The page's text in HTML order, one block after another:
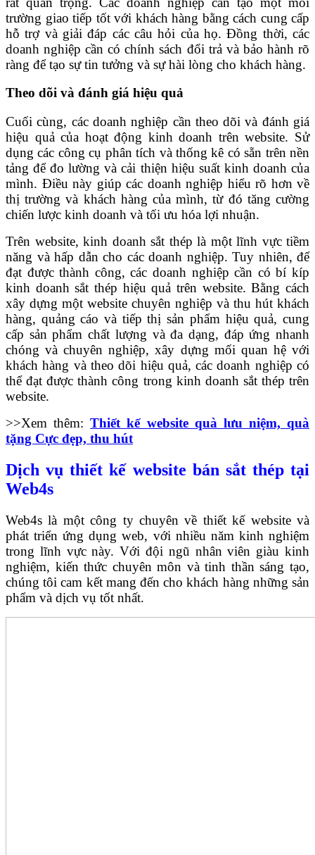
trường giao tiếp tốt với khách hàng bằng cách cung cấp
hỗ trợ và giải đáp các câu hỏi của họ. Đồng thời, các
doanh nghiệp cần có chính sách đổi trả và bảo hành rõ
ràng để tạo sự tin tưởng và sự hài lòng cho khách hàng.
Theo dõi và đánh giá hiệu quả
Cuối cùng, các doanh nghiệp cần theo dõi và đánh giá
hiệu quả của hoạt động kinh doanh trên website. Sử
dụng các công cụ phân tích và thống kê có sẵn trên nền
tảng để đo lường và cải thiện hiệu suất kinh doanh của
mình. Điều này giúp các doanh nghiệp hiểu rõ hơn về
thị trường và khách hàng của mình, từ đó tăng cường
chiến lược kinh doanh và tối ưu hóa lợi nhuận.
Trên website, kinh doanh sắt thép là một lĩnh vực tiềm
năng và hấp dẫn cho các doanh nghiệp. Tuy nhiên, để
đạt được thành công, các doanh nghiệp cần có bí kíp
kinh doanh sắt thép hiệu quả trên website. Bằng cách
xây dựng một website chuyên nghiệp và thu hút khách
hàng, quảng cáo và tiếp thị sản phẩm hiệu quả, cung
cấp sản phẩm chất lượng và đa dạng, đáp ứng nhanh
chóng và chuyên nghiệp, xây dựng mối quan hệ với
khách hàng và theo dõi hiệu quả, các doanh nghiệp có
thể đạt được thành công trong kinh doanh sắt thép trên
website.
>>Xem thêm:Thiết kế website quà lưu niệm, quà
tặng Cực đẹp, thu hút
Dịch vụ thiết kế website bán sắt thép tại
Web4s
Web4s là một công ty chuyên về thiết kế website và
phát triển ứng dụng web, với nhiều năm kinh nghiệm
trong lĩnh vực này. Với đội ngũ nhân viên giàu kinh
nghiệm, kiến thức chuyên môn và tinh thần sáng tạo,
chúng tôi cam kết mang đến cho khách hàng những sản
phẩm và dịch vụ tốt nhất.